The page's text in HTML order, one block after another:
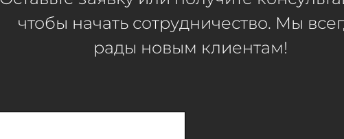
чтобы начать сотрудничество. Мы
рады новым клиентам!